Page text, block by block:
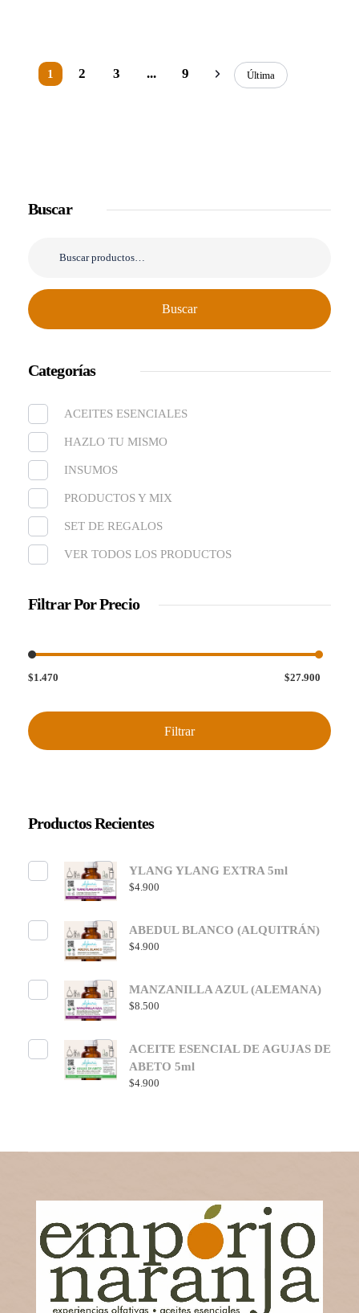
1 2 3 ... 9 Última
Buscar
Buscar
Categorías
ACEITES ESENCIALES
HAZLO TU MISMO
INSUMOS
PRODUCTOS Y MIX
SET DE REGALOS
VER TODOS LOS PRODUCTOS
Filtrar Por Precio
$1.470 $27.900
Filtrar
Productos Recientes
YLANG YLANG EXTRA 5ml
$4.900
ABEDUL BLANCO (ALQUITRÁN)
$4.900
MANZANILLA AZUL (ALEMANA)
$8.500
ACEITE ESENCIAL DE AGUJAS DE
ABETO 5ml
$4.900